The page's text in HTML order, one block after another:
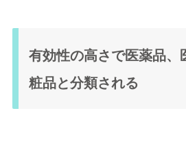
有効性の高さで医薬品、
粧品と分類される